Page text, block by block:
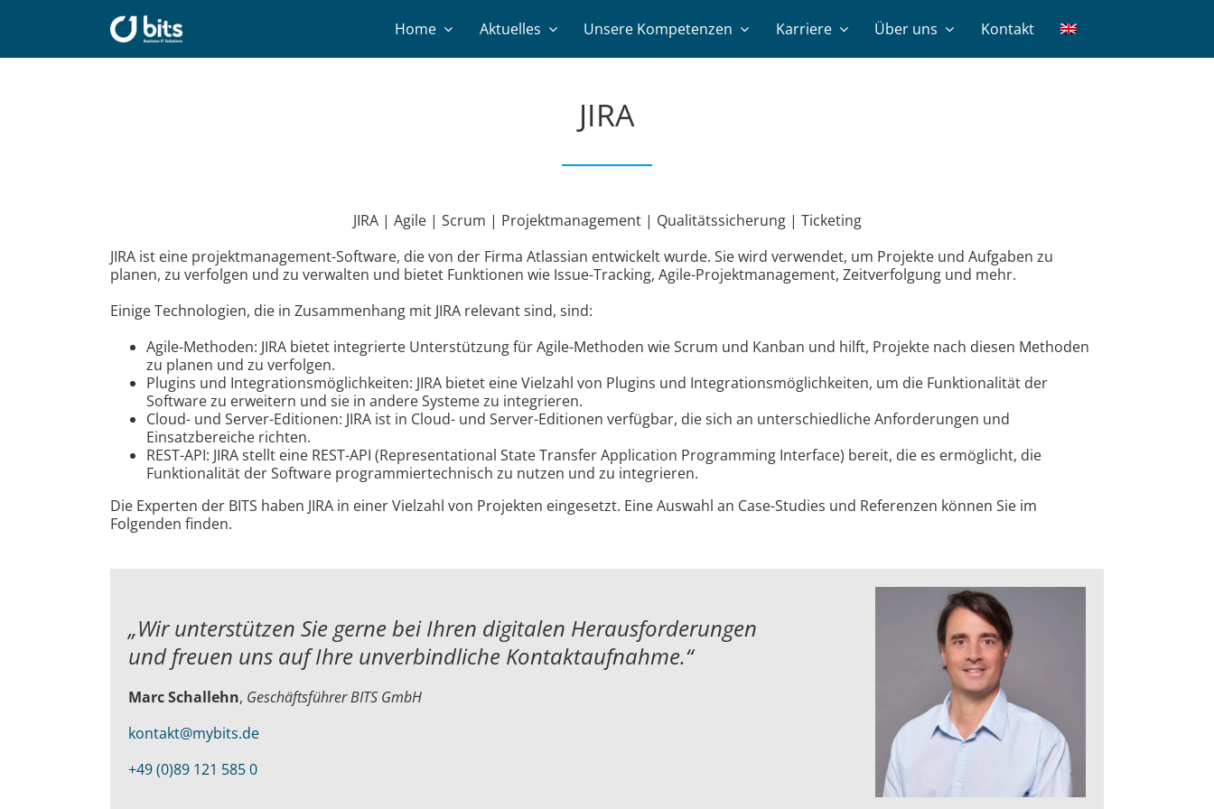
Home Aktuelles Unsere Kompetenzen Karriere Über uns Kontakt
JIRA
JIRA | Agile | Scrum | Projektmanagement | Qualitätssicherung | Ticketing
JIRA ist eine projektmanagement-Software, die von der Firma Atlassian entwickelt wurde. Sie wird verwendet, um Projekte und Aufgaben zu
planen, zu verfolgen und zu verwalten und bietet Funktionen wie Issue-Tracking, Agile-Projektmanagement, Zeitverfolgung und mehr.
Einige Technologien, die in Zusammenhang mit JIRA relevant sind, sind:
Agile-Methoden: JIRA bietet integrierte Unterstützung für Agile-Methoden wie Scrum und Kanban und hilft, Projekte nach diesen Methoden
zu planen und zu verfolgen.
Plugins und Integrationsmöglichkeiten: JIRA bietet eine Vielzahl von Plugins und Integrationsmöglichkeiten, um die Funktionalität der
Software zu erweitern und sie in andere Systeme zu integrieren.
Cloud- und Server-Editionen: JIRA ist in Cloud- und Server-Editionen verfügbar, die sich an unterschiedliche Anforderungen und
Einsatzbereiche richten.
REST-API: JIRA stellt eine REST-API (Representational State Transfer Application Programming Interface) bereit, die es ermöglicht, die
Funktionalität der Software programmiertechnisch zu nutzen und zu integrieren.
Die Experten der BITS haben JIRA in einer Vielzahl von Projekten eingesetzt. Eine Auswahl an Case-Studies und Referenzen können Sie im
Folgenden finden.
„Wir unterstützen Sie gerne bei Ihren digitalen Herausforderungen
undfreuen uns auf Ihre unverbindliche Kontaktaufnahme.“
Marc Schallehn, Geschäftsführer BITS GmbH
kontakt@mybits.de
+49 (0)89 121 585 0